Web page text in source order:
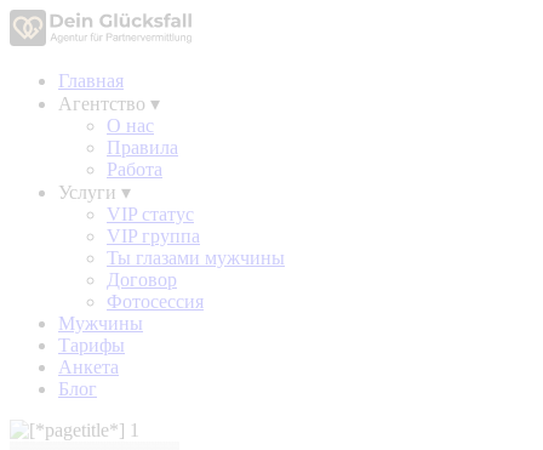
Главная
Агентство ▾
О нас
Правила
Работа
Услуги ▾
VIP статус
VIP группа
Ты глазами мужчины
Договор
Фотосессия
Мужчины
Тарифы
Анкета
Блог